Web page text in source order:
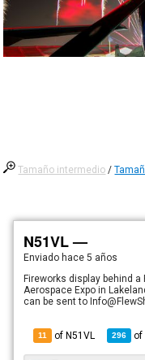
Tamaño intermedio /
N51VL —
Enviado hace 5 años
Fireworks display behind a
Aerospace Expo in
can be sent to
11 of N51VL 296 of